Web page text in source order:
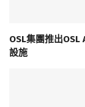
OSL集團推出
設施